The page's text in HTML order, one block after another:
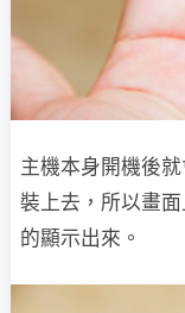
主機本身開機後
裝上去，所以畫
的顯示出來。